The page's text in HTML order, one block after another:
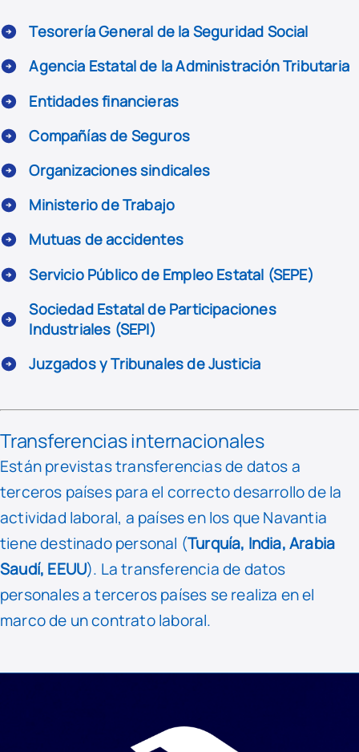
Tesorería General de la Seguridad Social
Agencia Estatal de la Administración Tributaria
Entidades financieras
Compañías de Seguros
Organizaciones sindicales
Ministerio de Trabajo
Mutuas de accidentes
Servicio Público de Empleo Estatal (SEPE)
Sociedad Estatal de Participaciones
Industriales (SEPI)
Juzgados y Tribunales de Justicia
Transferencias internacionales
Están previstas transferencias de datos a
terceros países para el correcto desarrollo de la
actividad laboral, a países en los que Navantia
tiene destinado personal (Turquía, India, Arabia
Saudí, EEUU). La transferencia de datos
personales a terceros países se realiza en el
marco de un contrato laboral.